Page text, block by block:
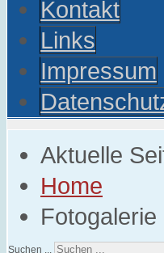
Kontakt
Links
Impressum
Aktuelle
Home
Fotogalerie
Suchen ...